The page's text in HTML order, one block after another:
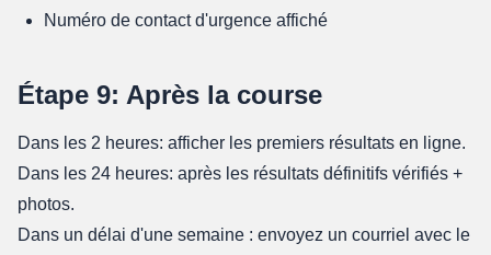
Numéro de contact d'urgence affiché
Étape 9: Après la course
Dans les 2 heures: afficher les premiers résultats en ligne.
Dans les 24 heures: après les résultats définitifs vérifiés +
photos.
Dans un délai d'une semaine : envoyez un courriel avec le